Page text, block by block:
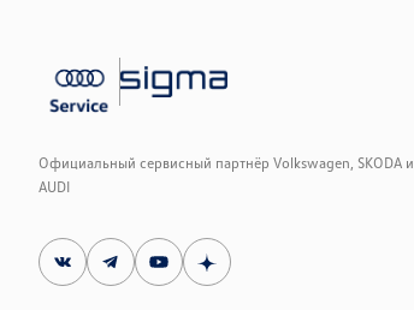
Официальный сервисный партнёр Volkswagen, SKODA и
AUDI